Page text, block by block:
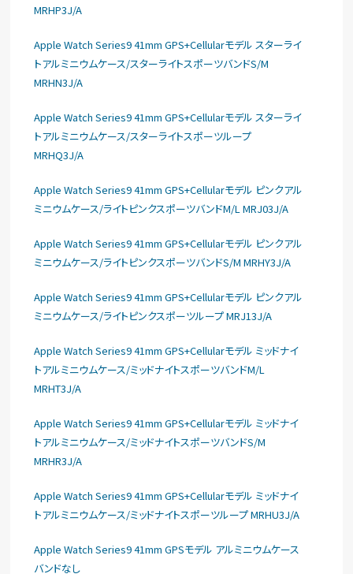
MRHP3J/A
Apple Watch Series9 41mm GPS+Cellularモデル スターライ
トアルミニウムケース/スターライトスポーツバンドS/M
MRHN3J/A
Apple Watch Series9 41mm GPS+Cellularモデル スターライ
トアルミニウムケース/スターライトスポーツループ
MRHQ3J/A
Apple Watch Series9 41mm GPS+Cellularモデル ピンクアル
ミニウムケース/ライトピンクスポーツバンドM/L MRJ03J/A
Apple Watch Series9 41mm GPS+Cellularモデル ピンクアル
ミニウムケース/ライトピンクスポーツバンドS/M MRHY3J/A
Apple Watch Series9 41mm GPS+Cellularモデル ピンクアル
ミニウムケース/ライトピンクスポーツループ MRJ13J/A
Apple Watch Series9 41mm GPS+Cellularモデル ミッドナイ
トアルミニウムケース/ミッドナイトスポーツバンドM/L
MRHT3J/A
Apple Watch Series9 41mm GPS+Cellularモデル ミッドナイ
トアルミニウムケース/ミッドナイトスポーツバンドS/M
MRHR3J/A
Apple Watch Series9 41mm GPS+Cellularモデル ミッドナイ
トアルミニウムケース/ミッドナイトスポーツループ MRHU3J/A
Apple Watch Series9 41mm GPSモデル アルミニウムケース
バンドなし